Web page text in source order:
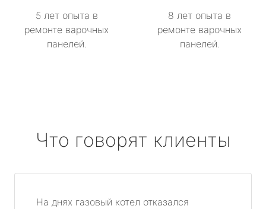
5 лет опыта в
ремонте варочных
панелей.
8 лет опыта в
ремонте варочных
панелей.
Что говорят клиенты
На днях газовый котел отказался